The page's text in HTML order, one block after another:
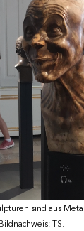
sind aus
TS.